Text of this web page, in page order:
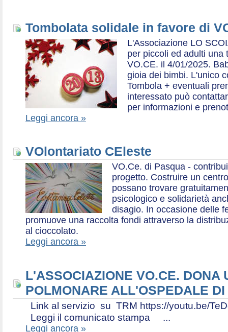
Tombolata solidale in favore di
L'Associazione LO
per piccoli ed adulti una
VO.CE. il 4/01/2025.
gioia dei bimbi. L'unico
Tombola + eventuali
interessato può
per informazioni e
Leggi ancora »
VOlontariato CEleste
VO.Ce. di Pasqua -
progetto. Costruire un
possano trovare
psicologico e solidarietà
disagio. In occasione delle
promuove una raccolta fondi attraverso la
al cioccolato.
Leggi ancora »
L'ASSOCIAZIONE VO.CE. DONA
POLMONARE ALL'OSPEDALE
Link al servizio su TRM https://youtu.be/
Leggi il comunicato stampa ...
Leggi ancora »